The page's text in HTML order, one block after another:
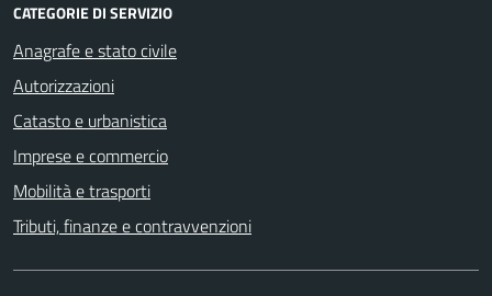
CATEGORIE DI SERVIZIO
Anagrafe e stato civile
Autorizzazioni
Catasto e urbanistica
Imprese e commercio
Mobilità e trasporti
Tributi, finanze e contravvenzioni